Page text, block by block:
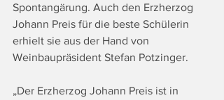
Spontangärung. Auch den Erzherzog
Johann Preis für die beste Schülerin
erhielt sie aus der Hand von
Weinbaupräsident Stefan Potzinger.
„Der Erzherzog Johann Preis ist in